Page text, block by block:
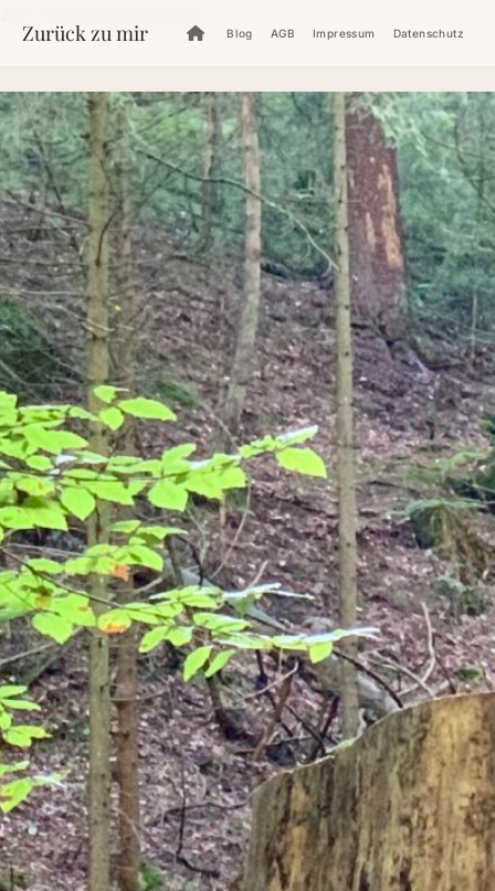
Zurück zu mir Blog AGB Impressum Datenschutz